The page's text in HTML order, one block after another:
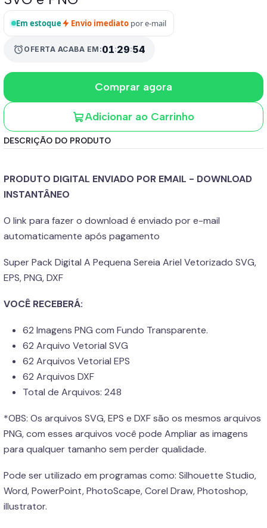
Em estoque Envio imediato por e-mail
alarmOFERTA ACABA EM:01:29:53
Adicionar ao Carrinho
Comprar agora
DESCRIÇÃO DO PRODUTO
PRODUTO DIGITAL ENVIADO POR EMAIL - DOWNLOAD
INSTANTÂNEO
O link para fazer o download é enviado por e-mail
automaticamente após pagamento
Super Pack Digital A Pequena Sereia Ariel Vetorizado SVG,
EPS, PNG, DXF
VOCÊ RECEBERÁ:
62 Imagens PNG com Fundo Transparente.
62 Arquivo Vetorial SVG
62 Arquivos Vetorial EPS
62 Arquivos DXF
Total de Arquivos: 248
*OBS: Os arquivos SVG, EPS e DXF são os mesmos arquivos
PNG, com esses arquivos você pode Ampliar as imagens
para qualquer tamanho sem perder qualidade.
Pode ser utilizado em programas como: Silhouette Studio,
Word, PowerPoint, PhotoScape, Corel Draw, Photoshop,
illustrator.